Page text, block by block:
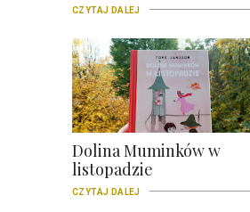
CZYTAJ DALEJ
Dolina Muminków w
listopadzie
CZYTAJ DALEJ